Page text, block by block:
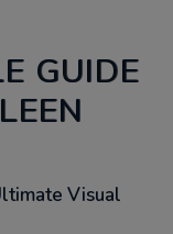
GUIDE
Visual